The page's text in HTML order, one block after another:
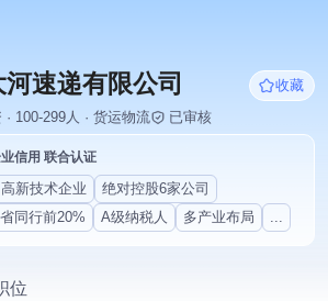
速递有限公司
收藏
100-299人 · 货运物流
已审核
信用 联合认证
高新技术企业
绝对控股6家公司
同行前20%
A级纳税人 多产业布局 ...
位